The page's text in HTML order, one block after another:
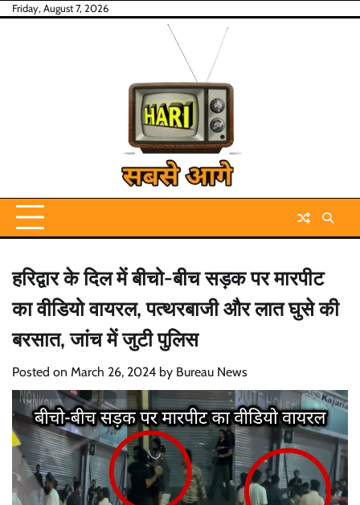
SkipFriday, August 7, 2026
हरिद्वार के दिल में बीचो-बीच सड़क पर मारपीट
का वीडियो वायरल, पत्थरबाजी और लात घुसे की
बरसात, जांच में जुटी पुलिस
Posted on March 26, 2024 by Bureau News